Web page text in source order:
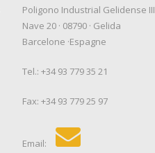
Poligono Industrial Gelidense III
Nave 20 · 08790 · Gelida
Barcelone ·Espagne
Tel.: +34 93 779 35 21
Fax: +34 93 779 25 97
Email: